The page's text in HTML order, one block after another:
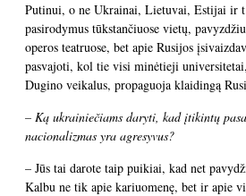
Putinui, o ne Ukrainai, Lietuvai, Estijai ir
pasirodymus tūkstančiuose vietų,
operos teatruose, bet apie Rusijos
pasvajoti, kol tie visi minėtieji
Dugino veikalus, propaguoja klaidingą
– Ką ukrainiečiams daryti, kad įtikintų
nacionalizmas yra agresyvus?
– Jūs tai darote taip puikiai, kad net
Kalbu ne tik apie kariuomenę, bet ir apie